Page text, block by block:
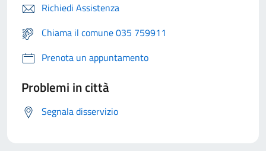
Richiedi Assistenza
Chiama il comune 035 759911
Prenota un appuntamento
Problemi in città
Segnala disservizio